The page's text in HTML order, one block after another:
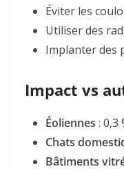
Éviter les
Utiliser des
Implanter des
Impact vs
Éoliennes : 0,3
Chats
Bâtiments